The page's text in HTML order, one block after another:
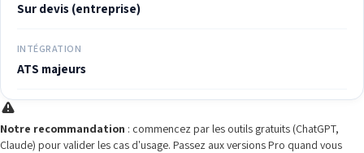
Sur devis (entreprise)
INTÉGRATION
ATS majeurs
Notre recommandation : commencez par les outils gratuits (ChatGPT,
Claude) pour valider les cas d'usage. Passez aux versions Pro quand vous